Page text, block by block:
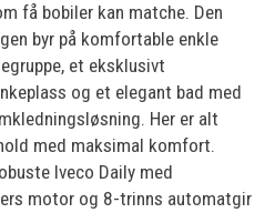
få bobiler kan matche. Den
byr på komfortable enkle
et eksklusivt
og et elegant bad med
Her er alt
med maksimal komfort.
Iveco Daily med
motor og 8-trinns automatgir